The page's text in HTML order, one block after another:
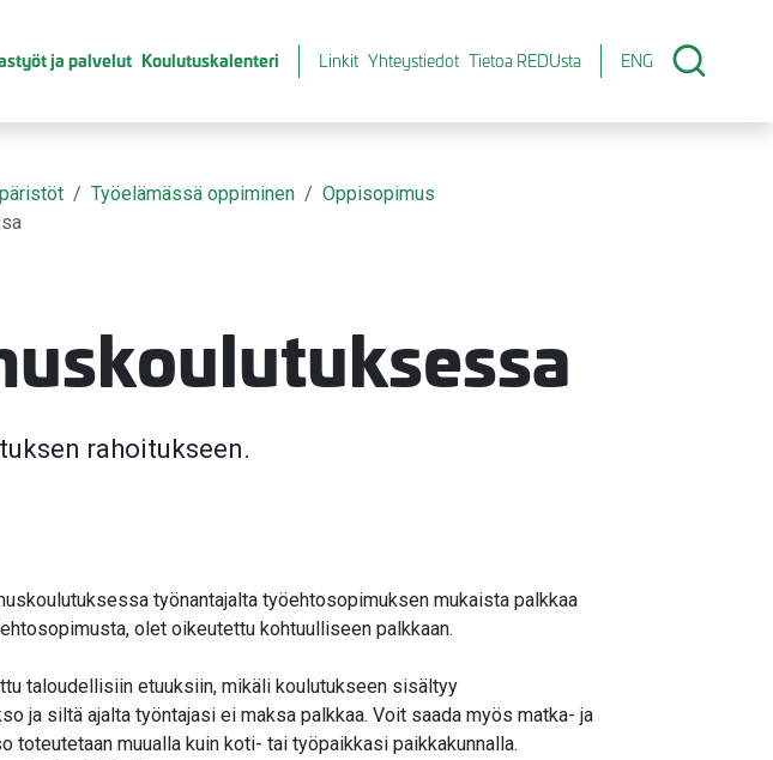
ja palvelut Koulutuskalenteri Linkit Yhteystiedot Tietoa REDUsta ENG
Työelämässä oppiminen
Oppisopimus
rahoitukseen.
työnantajalta työehtosopimuksen mukaista palkkaa
olet oikeutettu kohtuulliseen palkkaan.
taloudellisiin etuuksiin, mikäli koulutukseen sisältyy
ja siltä ajalta työntajasi ei maksa palkkaa. Voit saada myös matka- ja
toteutetaan muualla kuin koti- tai työpaikkasi paikkakunnalla.